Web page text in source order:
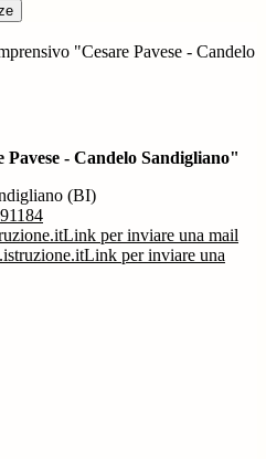
"Cesare Pavese - Candelo
- Candelo Sandigliano"
(BI)
Link per inviare una mail
Link per inviare una